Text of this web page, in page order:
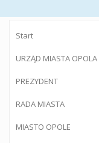
Start
URZĄD MIASTA OPOLA
PREZYDENT
RADA MIASTA
MIASTO OPOLE